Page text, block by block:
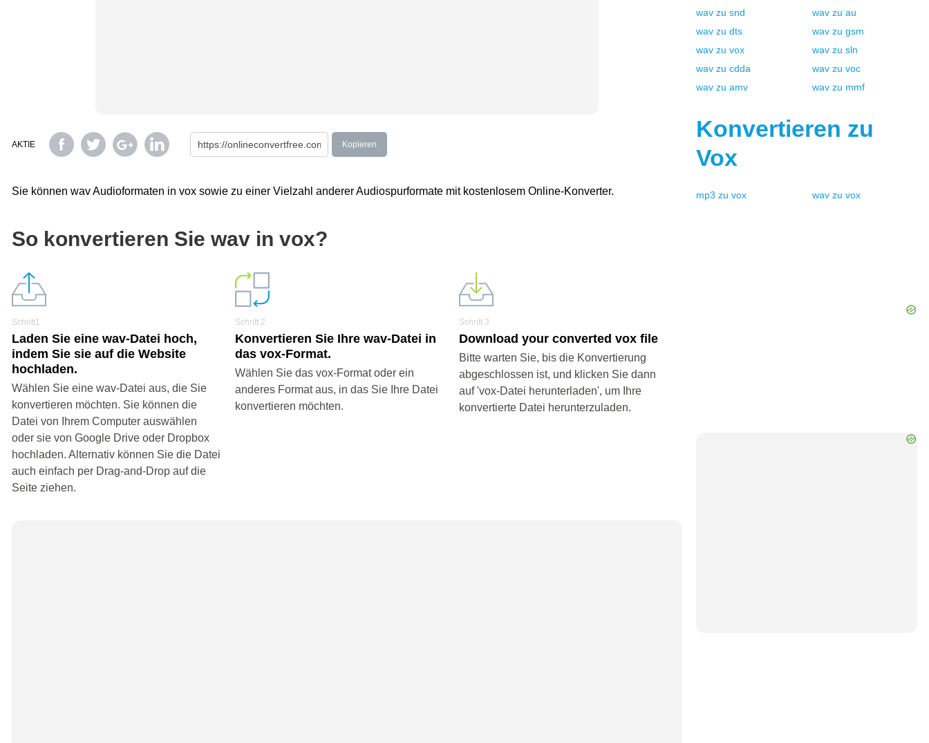
AKTIE Kopieren
Sie können wav Audioformaten in vox sowie zu einer Vielzahl anderer Audiospurformate mit kostenlosem Online-Konverter.
So konvertieren Sie wav in vox?
Schritt1
Laden Sie eine wav-Datei hoch,
indem Sie sie auf die Website
hochladen.
Wählen Sie eine wav-Datei aus, die Sie
konvertieren möchten. Sie können die
Datei von Ihrem Computer auswählen
oder sie von Google Drive oder Dropbox
hochladen. Alternativ können Sie die Datei
auch einfach per Drag-and-Drop auf die
Seite ziehen.
Schritt 2
Konvertieren Sie Ihre wav-Datei in
das vox-Format.
Wählen Sie das vox-Format oder ein
anderes Format aus, in das Sie Ihre Datei
konvertieren möchten.
Schritt 3
Download your converted vox file
Bitte warten Sie, bis die Konvertierung
abgeschlossen ist, und klicken Sie dann
auf 'vox-Datei herunterladen', um Ihre
konvertierte Datei herunterzuladen.
wav zu snd wav zu au
wav zu dts wav zu gsm
wav zu vox wav zu sln
wav zu cdda wav zu voc
wav zu amv wav zu mmf
Konvertieren zu
Vox
mp3 zu vox wav zu vox